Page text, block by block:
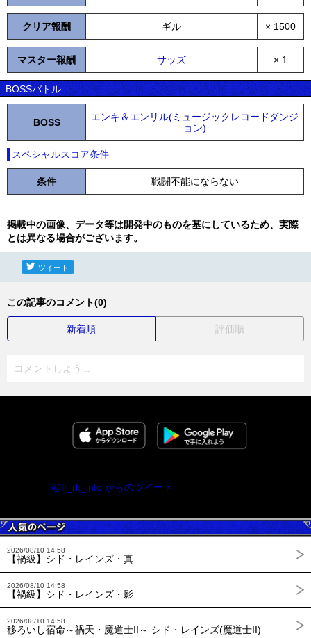
クリア報酬 ギル × 1500
マスター報酬 サッズ × 1
BOSSバトル
BOSS
エンキ＆エンリル(ミュージックレコードダンジ
ョン)
スペシャルスコア条件
条件 戦闘不能にならない
掲載中の画像、データ等は開発中のものを基にしているため、実際
とは異なる場合がございます。
ツイート
この記事のコメント(0)
新着順 評価順
コメントしよう...
@ff_rk_info からのツイート
2026/08/10 14:58
【禍級】シド・レインズ・真
2026/08/10 14:58
【禍級】シド・レインズ・影
2026/08/10 14:58
移ろいし宿命～禍天・魔道士II～ シド・レインズ(魔道士II)